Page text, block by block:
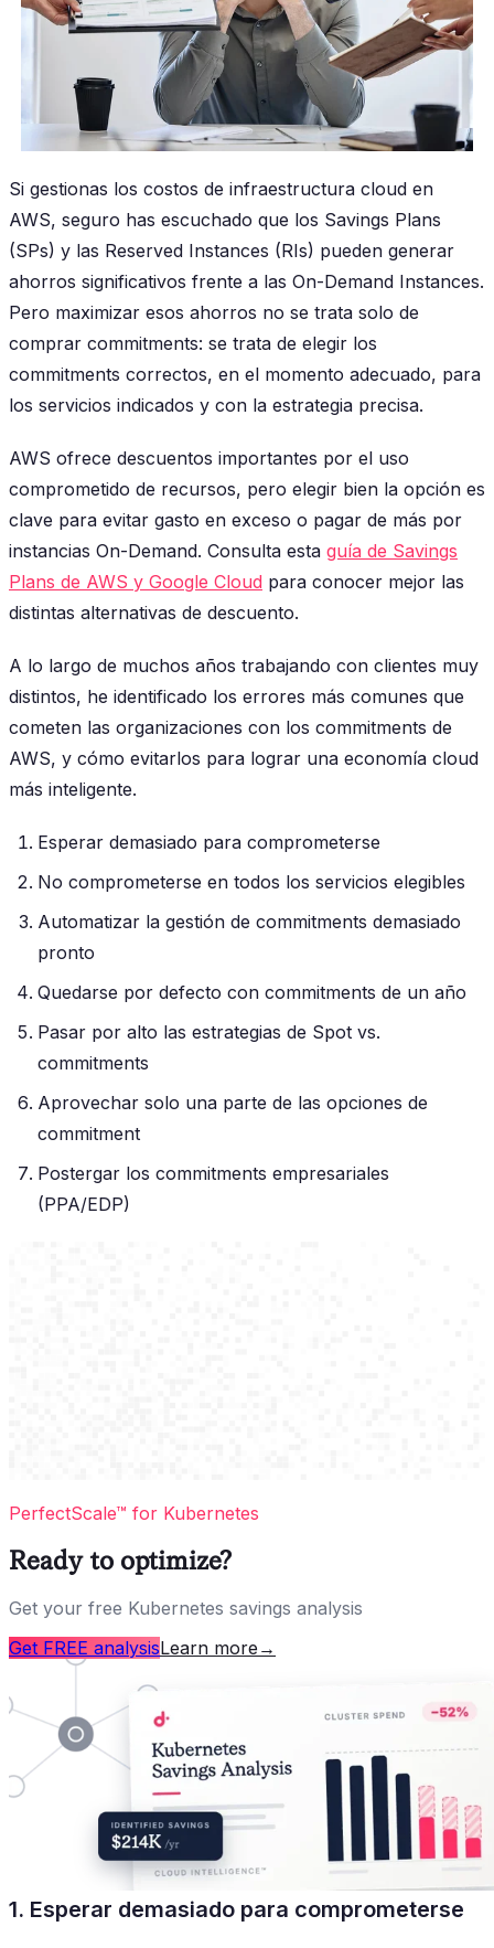
Si gestionas los costos de infraestructura cloud en
AWS, seguro has escuchado que los Savings Plans
(SPs) y las Reserved Instances (RIs) pueden generar
ahorros significativos frente a las On-Demand Instances.
Pero maximizar esos ahorros no se trata solo de
comprar commitments: se trata de elegir los
commitments correctos, en el momento adecuado, para
los servicios indicados y con la estrategia precisa.
AWS ofrece descuentos importantes por el uso
comprometido de recursos, pero elegir bien la opción es
clave para evitar gasto en exceso o pagar de más por
instancias On-Demand. Consulta esta guía de Savings
Plans de AWS y Google Cloud para conocer mejor las
distintas alternativas de descuento.
A lo largo de muchos años trabajando con clientes muy
distintos, he identificado los errores más comunes que
cometen las organizaciones con los commitments de
AWS, y cómo evitarlos para lograr una economía cloud
más inteligente.
Esperar demasiado para comprometerse
No comprometerse en todos los servicios elegibles
Automatizar la gestión de commitments demasiado
pronto
Quedarse por defecto con commitments de un año
Pasar por alto las estrategias de Spot vs.
commitments
Aprovechar solo una parte de las opciones de
commitment
Postergar los commitments empresariales
(PPA/EDP)
PerfectScale™ for Kubernetes
Ready to optimize?
Get your free Kubernetes savings analysis
Get FREE analysisLearn more →
1. Esperar demasiado para comprometerse